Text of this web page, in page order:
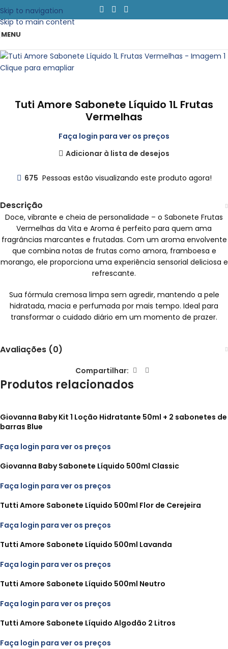
Skip to navigation
Skip to main content
MENU
Clique para emapliar
Tuti Amore Sabonete Líquido 1L Frutas
Vermelhas
Faça login para ver os preços
Adicionar à lista de desejos
675 Pessoas estão visualizando este produto agora!
Descrição
Doce, vibrante e cheia de personalidade – o Sabonete Frutas
Vermelhas da Vita e Aroma é perfeito para quem ama
fragrâncias marcantes e frutadas. Com um aroma envolvente
que combina notas de frutas como amora, framboesa e
morango, ele proporciona uma experiência sensorial deliciosa e
refrescante.
Sua fórmula cremosa limpa sem agredir, mantendo a pele
hidratada, macia e perfumada por mais tempo. Ideal para
transformar o cuidado diário em um momento de prazer.
Avaliações (0)
Compartilhar:
Produtos relacionados
Giovanna Baby Kit 1 Loção Hidratante 50ml + 2 sabonetes de
barras Blue
Faça login para ver os preços
Giovanna Baby Sabonete Líquido 500ml Classic
Faça login para ver os preços
Tutti Amore Sabonete Líquido 500ml Flor de Cerejeira
Faça login para ver os preços
Tutti Amore Sabonete Líquido 500ml Lavanda
Faça login para ver os preços
Tutti Amore Sabonete Líquido 500ml Neutro
Faça login para ver os preços
Tutti Amore Sabonete Líquido Algodão 2 Litros
Faça login para ver os preços